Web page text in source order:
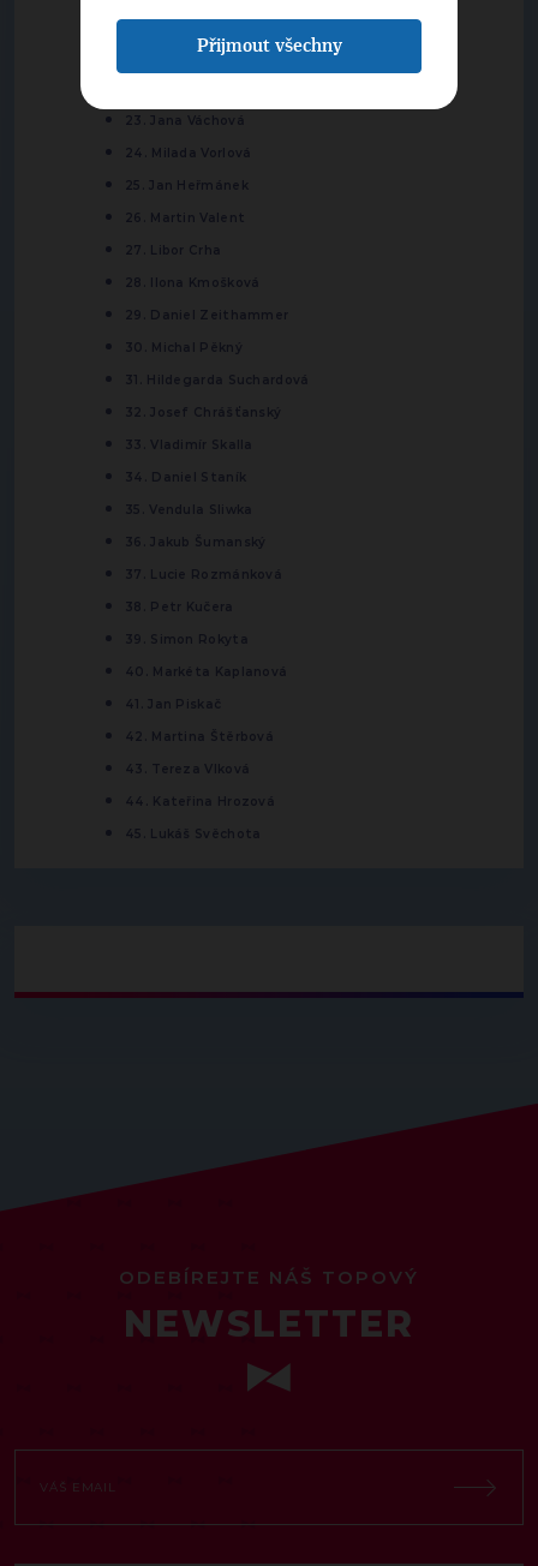
20. Martin Nikolo
21. Vojtech Szaló
23. Jana Váchová
24. Milada Vorlová
25. Jan Heřmánek
26. Martin Valent
27. Libor Crha
28. Ilona Kmošková
29. Daniel Zeithammer
30. Michal Pěkný
31. Hildegarda Suchardová
32. Josef Chrášťanský
33. Vladimír Skalla
34. Daniel Staník
35. Vendula Sliwka
36. Jakub Šumanský
37. Lucie Rozmánková
38. Petr Kučera
39. Simon Rokyta
40. Markéta Kaplanová
41. Jan Piskač
42. Martina Štěrbová
43. Tereza Vlková
44. Kateřina Hrozová
45. Lukáš Svěchota
ODEBÍREJTE NÁŠ TOPOVÝ
NEWSLETTER
Přijmout všechny